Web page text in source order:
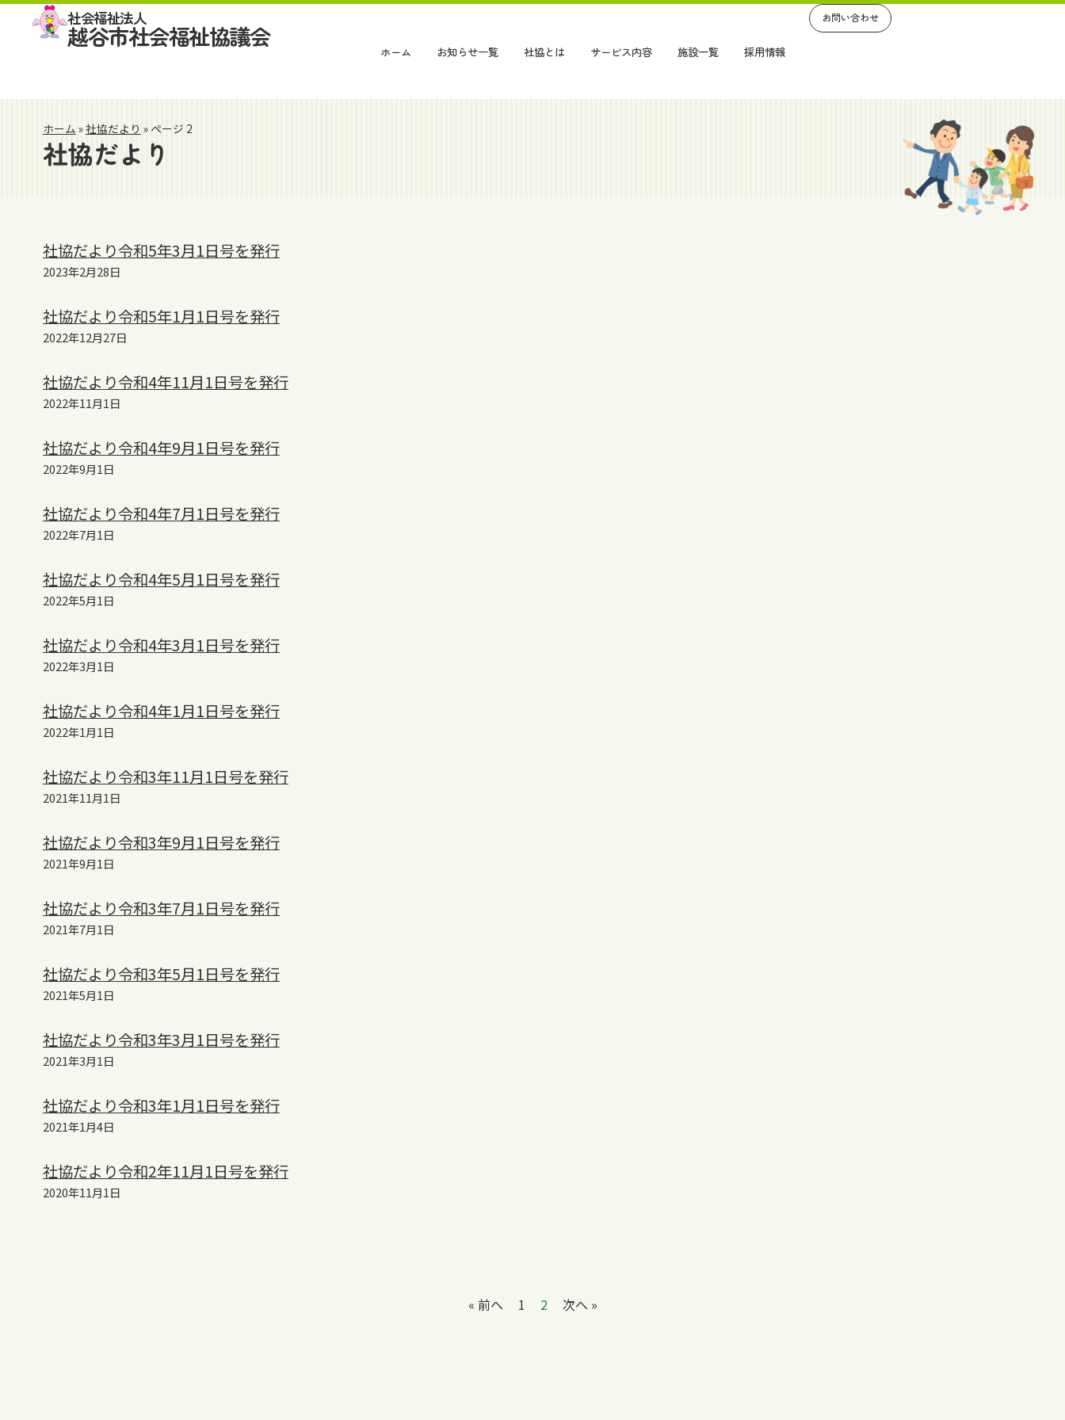
社会福祉法人
越谷市社会福祉協議会 ホーム お知らせ一覧 社協とは サービス内容 施設一覧 採用情報
お問い合わせ
ホーム »社協だより » ページ 2
社協だより
社協だより令和5年3月1日号を発行
2023年2月28日
社協だより令和5年1月1日号を発行
2022年12月27日
社協だより令和4年11月1日号を発行
2022年11月1日
社協だより令和4年9月1日号を発行
2022年9月1日
社協だより令和4年7月1日号を発行
2022年7月1日
社協だより令和4年5月1日号を発行
2022年5月1日
社協だより令和4年3月1日号を発行
2022年3月1日
社協だより令和4年1月1日号を発行
2022年1月1日
社協だより令和3年11月1日号を発行
2021年11月1日
社協だより令和3年9月1日号を発行
2021年9月1日
社協だより令和3年7月1日号を発行
2021年7月1日
社協だより令和3年5月1日号を発行
2021年5月1日
社協だより令和3年3月1日号を発行
2021年3月1日
社協だより令和3年1月1日号を発行
2021年1月4日
社協だより令和2年11月1日号を発行
2020年11月1日
« 前へ 1 2 次へ »